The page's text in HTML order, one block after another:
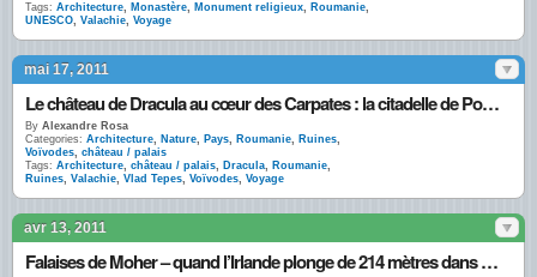
Tags: Architecture, Monastère, Monument religieux, Roumanie,
UNESCO, Valachie, Voyage
mai 17, 2011
Le château de Dracula au cœur des Carpates : la citadelle de Poenari
By Alexandre Rosa
Categories: Architecture, Nature, Pays, Roumanie, Ruines,
Voïvodes, château / palais
Tags: Architecture, château / palais, Dracula, Roumanie,
Ruines, Valachie, Vlad Tepes, Voïvodes, Voyage
avr 13, 2011
Falaises de Moher – quand l’Irlande plonge de 214 mètres dans l’Atlantique